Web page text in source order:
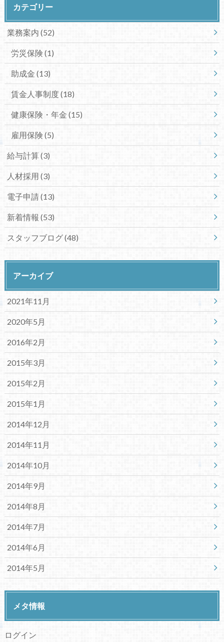
カテゴリー
業務案内 (52)
労災保険 (1)
助成金 (13)
賃金人事制度(18)
健康保険・年金 (15)
雇用保険 (5)
給与計算(3)
人材採用 (3)
電子申請(13)
新着情報 (53)
スタッフブログ(48)
アーカイブ
2021年11月
2020年5月
2016年2月
2015年3月
2015年2月
2015年1月
2014年12月
2014年11月
2014年10月
2014年9月
2014年8月
2014年7月
2014年6月
2014年5月
メタ情報
ログイン